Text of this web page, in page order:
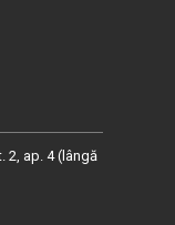
2, ap. 4 (lângă